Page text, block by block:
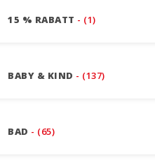
15 % RABATT - (1)
BABY & KIND - (137)
BAD - (65)